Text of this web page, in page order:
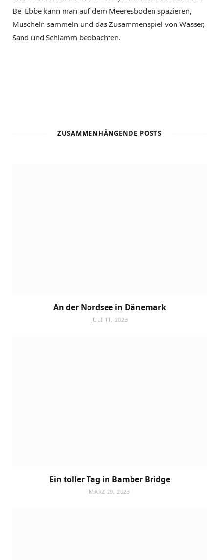
Bei Ebbe kann man auf dem Meeresboden spazieren,
Muscheln sammeln und das Zusammenspiel von Wasser,
Sand und Schlamm beobachten.
ZUSAMMENHÄNGENDE POSTS
An der Nordsee in Dänemark
JULI 11, 2023
Ein toller Tag in Bamber Bridge
MÄRZ 29, 2023